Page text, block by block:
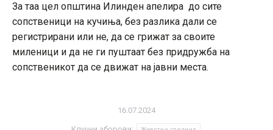
За таа цел општина Илинден апелира до сите
сопственици на кучиња, без разлика дали се
регистрирани или не, да се грижат за своите
миленици и да не ги пуштаат без придружба на
сопственикот да се движат на јавни места.
16.07.2024